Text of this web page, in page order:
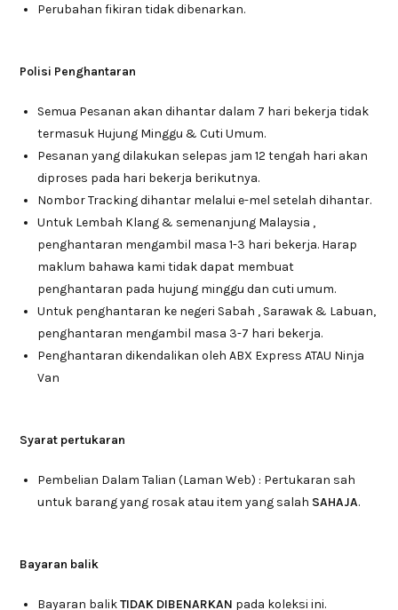
Perubahan fikiran tidak dibenarkan.
Polisi Penghantaran
Semua Pesanan akan dihantar dalam 7 hari bekerja tidak
termasuk Hujung Minggu & Cuti Umum.
Pesanan yang dilakukan selepas jam 12 tengah hari akan
diproses pada hari bekerja berikutnya.
Nombor Tracking dihantar melalui e-mel setelah dihantar.
Untuk Lembah Klang & semenanjung Malaysia ,
penghantaran mengambil masa 1-3 hari bekerja. Harap
maklum bahawa kami tidak dapat membuat
penghantaran pada hujung minggu dan cuti umum.
Untuk penghantaran ke negeri Sabah , Sarawak & Labuan,
penghantaran mengambil masa 3-7 hari bekerja.
Penghantaran dikendalikan oleh ABX Express ATAU Ninja
Van
Syarat pertukaran
Pembelian Dalam Talian (Laman Web) : Pertukaran sah
untuk barang yang rosak atau item yang salah SAHAJA.
Bayaran balik
Bayaran balikTIDAK DIBENARKAN pada koleksi ini.